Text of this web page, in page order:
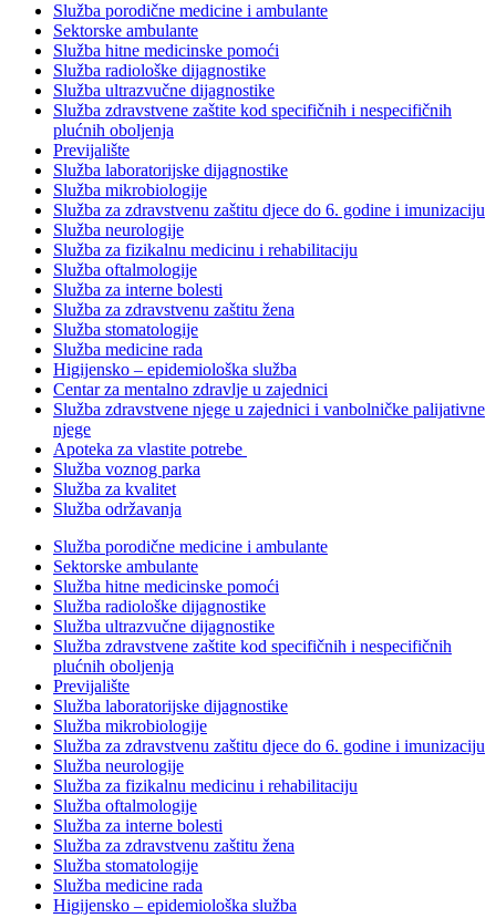
Služba porodične medicine i ambulante
Sektorske ambulante
Služba hitne medicinske pomoći
Služba radiološke dijagnostike
Služba ultrazvučne dijagnostike
Služba zdravstvene zaštite kod specifičnih i nespecifičnih
plućnih oboljenja
Previjalište
Služba laboratorijske dijagnostike
Služba mikrobiologije
Služba za zdravstvenu zaštitu djece do 6. godine i imunizaciju
Služba neurologije
Služba za fizikalnu medicinu i rehabilitaciju
Služba oftalmologije
Služba za interne bolesti
Služba za zdravstvenu zaštitu žena
Služba stomatologije
Služba medicine rada
Higijensko – epidemiološka služba
Centar za mentalno zdravlje u zajednici
Služba zdravstvene njege u zajednici i vanbolničke palijativne
njege
Apoteka za vlastite potrebe
Služba voznog parka
Služba za kvalitet
Služba održavanja
Služba porodične medicine i ambulante
Sektorske ambulante
Služba hitne medicinske pomoći
Služba radiološke dijagnostike
Služba ultrazvučne dijagnostike
Služba zdravstvene zaštite kod specifičnih i nespecifičnih
plućnih oboljenja
Previjalište
Služba laboratorijske dijagnostike
Služba mikrobiologije
Služba za zdravstvenu zaštitu djece do 6. godine i imunizaciju
Služba neurologije
Služba za fizikalnu medicinu i rehabilitaciju
Služba oftalmologije
Služba za interne bolesti
Služba za zdravstvenu zaštitu žena
Služba stomatologije
Služba medicine rada
Higijensko – epidemiološka služba